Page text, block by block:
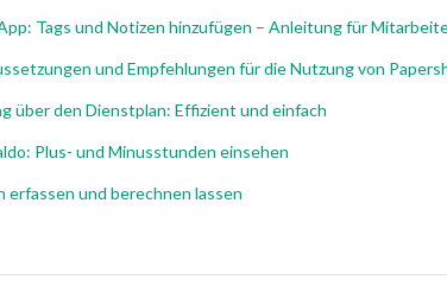
Tags und Notizen hinzufügen – Anleitung für
und Empfehlungen für die Nutzung von
über den Dienstplan: Effizient und einfach
Plus- und Minusstunden einsehen
erfassen und berechnen lassen